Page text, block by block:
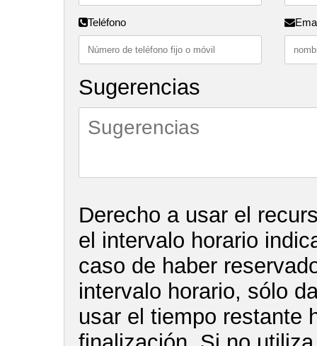
Teléfono
Sugerencias
Derecho a usar el
el intervalo horario
caso de haber
intervalo horario, sólo
usar el tiempo restante